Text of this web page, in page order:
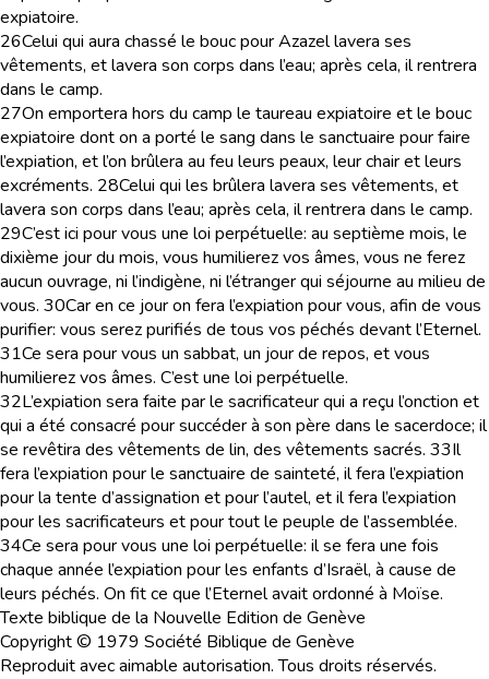
expiatoire.
26Celui qui aura chassé le bouc pour Azazel lavera ses
vêtements, et lavera son corps dans l’eau; après cela, il rentrera
dans le camp.
27On emportera hors du camp le taureau expiatoire et le bouc
expiatoire dont on a porté le sang dans le sanctuaire pour faire
l’expiation, et l’on brûlera au feu leurs peaux, leur chair et leurs
excréments. 28Celui qui les brûlera lavera ses vêtements, et
lavera son corps dans l’eau; après cela, il rentrera dans le camp.
29C’est ici pour vous une loi perpétuelle: au septième mois, le
dixième jour du mois, vous humilierez vos âmes, vous ne ferez
aucun ouvrage, ni l’indigène, ni l’étranger qui séjourne au milieu de
vous. 30Car en ce jour on fera l’expiation pour vous, afin de vous
purifier: vous serez purifiés de tous vos péchés devant l’Eternel.
31Ce sera pour vous un sabbat, un jour de repos, et vous
humilierez vos âmes. C’est une loi perpétuelle.
32L’expiation sera faite par le sacrificateur qui a reçu l’onction et
qui a été consacré pour succéder à son père dans le sacerdoce; il
se revêtira des vêtements de lin, des vêtements sacrés. 33Il
fera l’expiation pour le sanctuaire de sainteté, il fera l’expiation
pour la tente d’assignation et pour l’autel, et il fera l’expiation
pour les sacrificateurs et pour tout le peuple de l’assemblée.
34Ce sera pour vous une loi perpétuelle: il se fera une fois
chaque année l’expiation pour les enfants d’Israël, à cause de
leurs péchés. On fit ce que l’Eternel avait ordonné à Moïse.
Texte biblique de la Nouvelle Edition de Genève
Copyright © 1979 Société Biblique de Genève
Reproduit avec aimable autorisation. Tous droits réservés.